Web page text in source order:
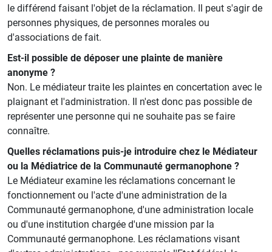
le différend faisant l'objet de la réclamation. Il peut s'agir de
personnes physiques, de personnes morales ou
d'associations de fait.
Est-il possible de déposer une plainte de manière
anonyme ?
Non. Le médiateur traite les plaintes en concertation avec le
plaignant et l'administration. Il n'est donc pas possible de
représenter une personne qui ne souhaite pas se faire
connaître.
Quelles réclamations puis-je introduire chez le Médiateur
ou la Médiatrice de la Communauté germanophone ?
Le Médiateur examine les réclamations concernant le
fonctionnement ou l'acte d'une administration de la
Communauté germanophone, d'une administration locale
ou d'une institution chargée d'une mission par la
Communauté germanophone. Les réclamations visant